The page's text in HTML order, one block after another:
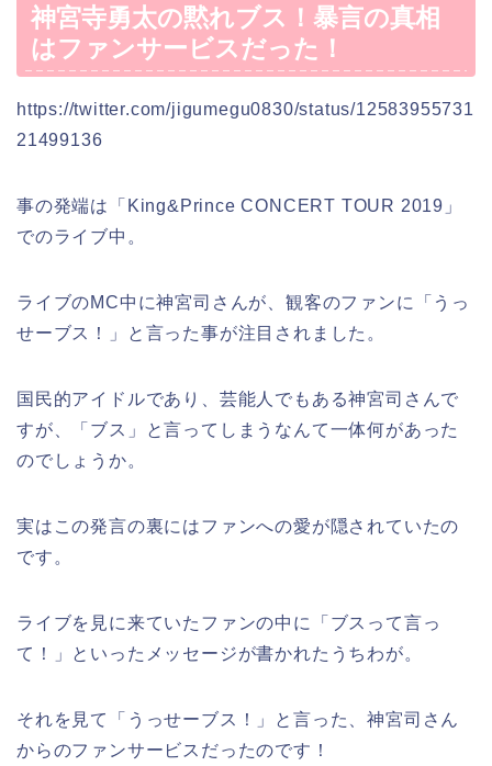
神宮寺勇太の黙れブス！暴言の真相
はファンサービスだった！
https://twitter.com/jigumegu0830/status/12583955731
21499136
事の発端は「King&Prince CONCERT TOUR 2019」
でのライブ中。
ライブのMC中に神宮司さんが、観客のファンに「うっ
せーブス！」と言った事が注目されました。
国民的アイドルであり、芸能人でもある神宮司さんで
すが、「ブス」と言ってしまうなんて一体何があった
のでしょうか。
実はこの発言の裏にはファンへの愛が隠されていたの
です。
ライブを見に来ていたファンの中に「ブスって言っ
て！」といったメッセージが書かれたうちわが。
それを見て「うっせーブス！」と言った、神宮司さん
からのファンサービスだったのです！